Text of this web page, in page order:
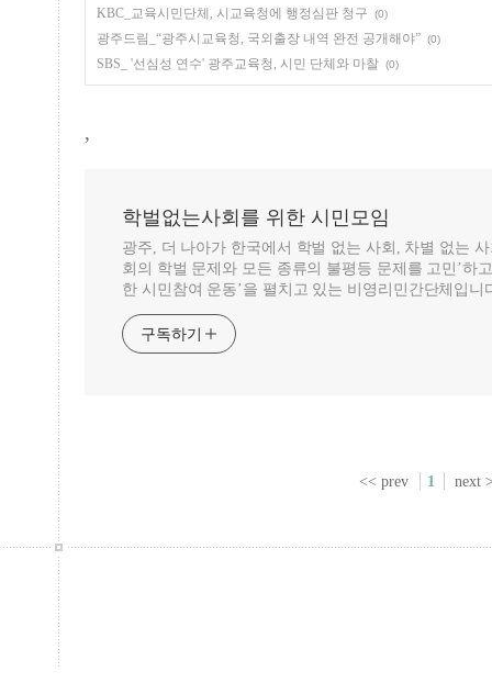
KBC_교육시민단체, 시교육청에 행정심판 청구
(0)
광주드림_“광주시교육청, 국외출장 내역 완전 공개해야” (0)
SBS_ '선심성 연수' 광주교육청, 시민 단체와 마찰 (0)
,
학벌없는사회를 위한 시민모임
광주, 더 나아가 한국에서 학벌 없는 사회, 차별 없는
회의 학벌 문제와 모든 종류의 불평등 문제를 고민’하
한 시민참여 운동’을 펼치고 있는 비영리민간단체입니
구독하기
<< prev 1 next